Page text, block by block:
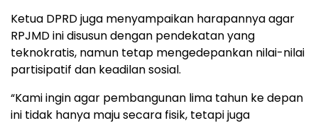
Ketua DPRD juga menyampaikan harapannya agar
RPJMD ini disusun dengan pendekatan yang
teknokratis, namun tetap mengedepankan nilai-nilai
partisipatif dan keadilan sosial.
“Kami ingin agar pembangunan lima tahun ke depan
ini tidak hanya maju secara fisik, tetapi juga